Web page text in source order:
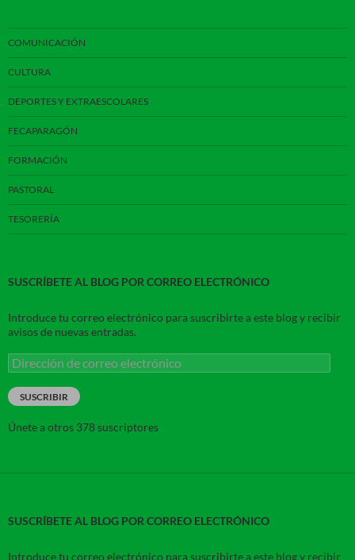
COMUNICACIÓN
CULTURA
DEPORTES Y EXTRAESCOLARES
FECAPARAGÓN
FORMACIÓN
PASTORAL
TESORERÍA
SUSCRÍBETE AL BLOG POR CORREO ELECTRÓNICO
Introduce tu correo electrónico para suscribirte a este blog y recibir
avisos de nuevas entradas.
Dirección
de
correo
electrónico
SUSCRIBIR
Únete a otros 378 suscriptores
SUSCRÍBETE AL BLOG POR CORREO ELECTRÓNICO
Introduce tu correo electrónico para suscribirte a este blog y recibir